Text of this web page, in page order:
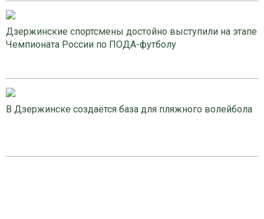
Дзержинские спортсмены достойно выступили на этапе
Чемпионата России по ПОДА-футболу
В Дзержинске создаётся база для пляжного волейбола